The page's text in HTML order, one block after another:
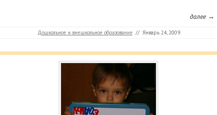
далее →
Дошкольное и внешкольное образование // Январь 24, 2009